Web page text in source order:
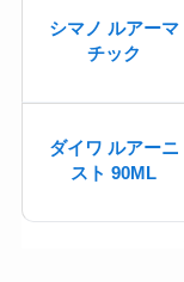
シマノ ルアーマ
チック
ダイワ ルアーニ
スト 90ML